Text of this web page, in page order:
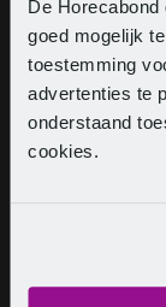
De
goed mogelijk
toestemming
advertenties te
onderstaand
cookies.